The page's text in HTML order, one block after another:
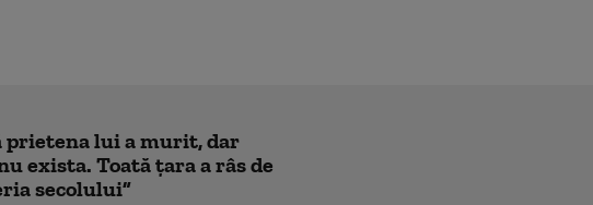
prietena lui a murit, dar
exista. Toată țara a râs de
secolului”